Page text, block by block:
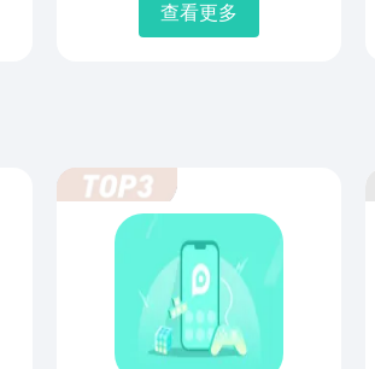
查看更多